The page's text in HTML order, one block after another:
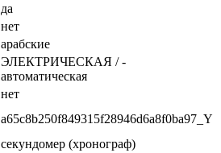
да
нет
арабские
ЭЛЕКТРИЧЕСКАЯ / -
автоматическая
нет
a65c8b250f849315f28946d6a8f0ba97_Y
секундомер (хронограф)